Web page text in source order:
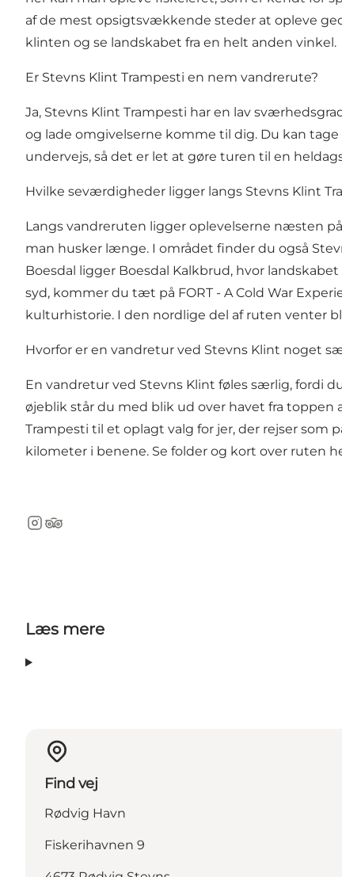
af de mest opsigtsvækkende steder at opleve
klinten og se landskabet fra en helt anden vinkel.
Er Stevns Klint Trampesti en nem vandrerute?
Ja, Stevns Klint Trampesti har en lav
og lade omgivelserne komme til dig. Du kan
undervejs, så det er let at gøre turen til en
Hvilke seværdigheder ligger langs Stevns Klint
Langs vandreruten ligger oplevelserne næsten
man husker længe. I området finder du også
Boesdal ligger Boesdal Kalkbrud, hvor
syd, kommer du tæt på FORT - A Cold War
kulturhistorie. I den nordlige del af ruten venter
Hvorfor er en vandretur ved Stevns Klint noget
En vandretur ved Stevns Klint føles særlig, fordi
øjeblik står du med blik ud over havet fra toppen
Trampesti til et oplagt valg for jer, der rejser som
kilometer i benene. Se folder og kort over ruten
Instagram
TripAdvisor
Læs mere
Find vej
Rødvig Havn
Fiskerihavnen 9